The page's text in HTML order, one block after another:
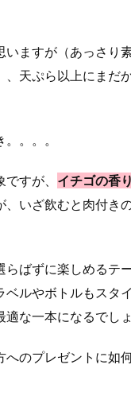
いますが（あっさり
、天ぷら以上にまだ
。。。
すが、 イチゴの香
、いざ飲むと肉付き
らばずに楽しめるテ
ベルやボトルもスタ
な一本になるでしょ
のプレゼントに如